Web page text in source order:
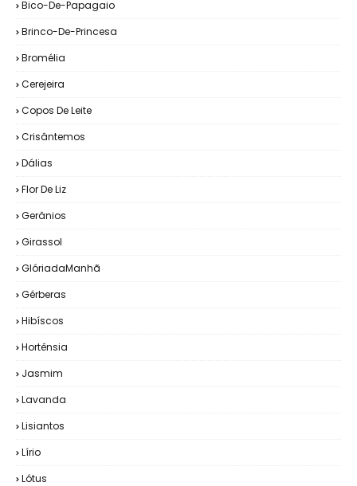
Bico-De-Papagaio
Brinco-De-Princesa
Bromélia
Cerejeira
Copos De Leite
Crisântemos
Dálias
Flor De Liz
Gerânios
Girassol
GlóriadaManhã
Gérberas
Hibíscos
Hortênsia
Jasmim
Lavanda
Lisiantos
Lírio
Lótus